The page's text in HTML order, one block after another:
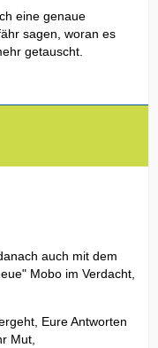
eine genaue
sagen, woran es
getauscht.
auch mit dem
Mobo im Verdacht,
Eure Antworten
Mut,